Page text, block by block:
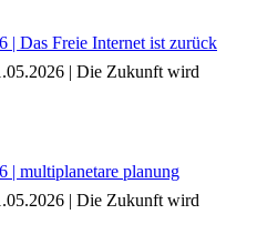
| Das Freie Internet ist zurück
| Die Zukunft wird
| multiplanetare planung
| Die Zukunft wird